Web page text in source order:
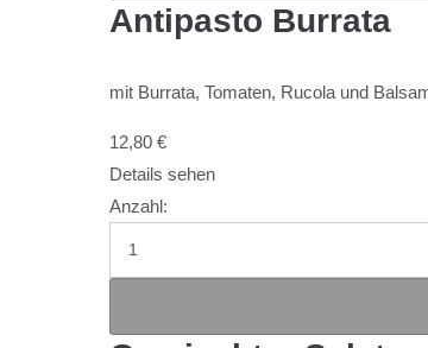
Antipasto Burrata
mit Burrata, Tomaten, Rucola und
12,80 €
Details sehen
Anzahl: